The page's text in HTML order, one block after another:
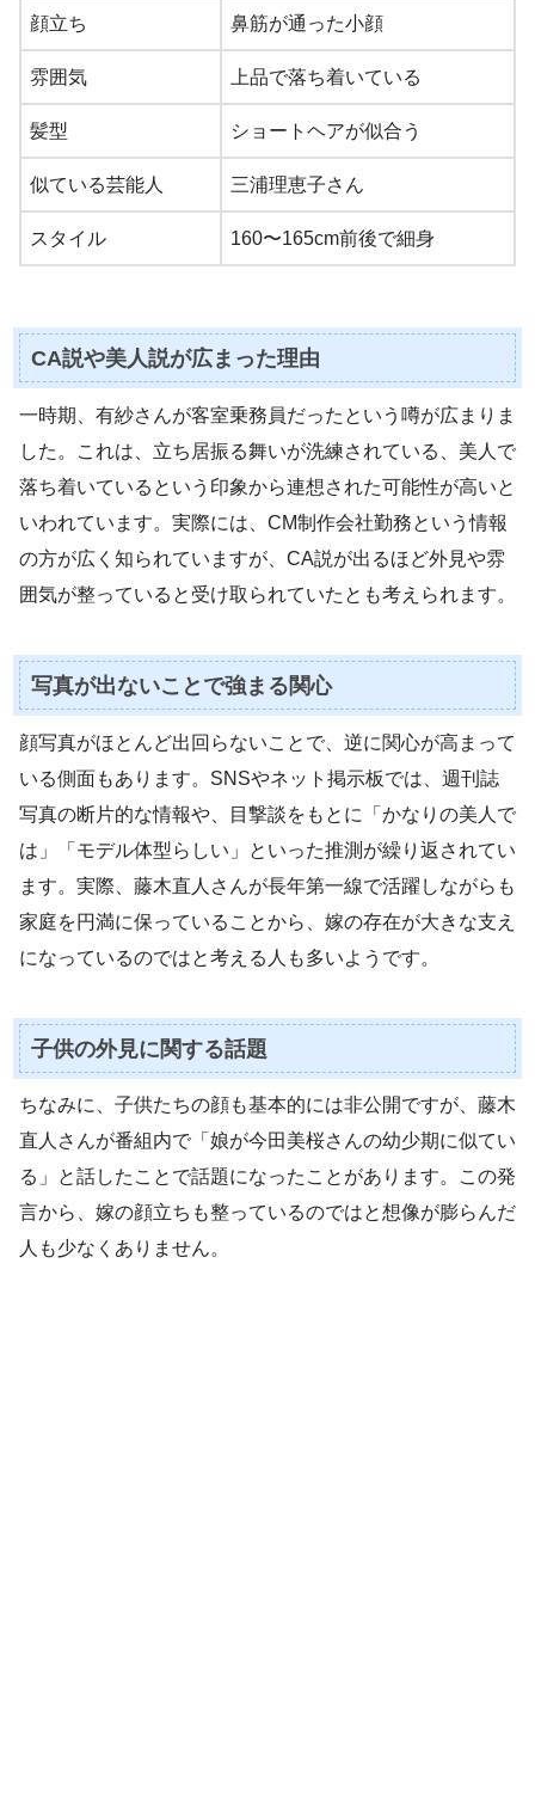
顔立ち 鼻筋が通った小顔
雰囲気 上品で落ち着いている
髪型 ショートヘアが似合う
似ている芸能人 三浦理恵子さん
スタイル 160〜165cm前後で細身
CA説や美人説が広まった理由
一時期、有紗さんが客室乗務員だったという噂が広まりま
した。これは、立ち居振る舞いが洗練されている、美人で
落ち着いているという印象から連想された可能性が高いと
いわれています。実際には、CM制作会社勤務という情報
の方が広く知られていますが、CA説が出るほど外見や雰
囲気が整っていると受け取られていたとも考えられます。
写真が出ないことで強まる関心
顔写真がほとんど出回らないことで、逆に関心が高まって
いる側面もあります。SNSやネット掲示板では、週刊誌
写真の断片的な情報や、目撃談をもとに「かなりの美人で
は」「モデル体型らしい」といった推測が繰り返されてい
ます。実際、藤木直人さんが長年第一線で活躍しながらも
家庭を円満に保っていることから、嫁の存在が大きな支え
になっているのではと考える人も多いようです。
子供の外見に関する話題
ちなみに、子供たちの顔も基本的には非公開ですが、藤木
直人さんが番組内で「娘が今田美桜さんの幼少期に似てい
る」と話したことで話題になったことがあります。この発
言から、嫁の顔立ちも整っているのではと想像が膨らんだ
人も少なくありません。